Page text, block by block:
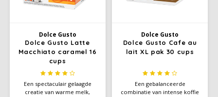
Dolce Gusto
Dolce Gusto Latte
Macchiato caramel 16
cups
Een spectaculair gelaagde
creatie van warme melk,
Dolce Gusto
Dolce Gusto Cafe au
lait XL pak 30 cups
Een gebalanceerde
combinatie van intense koffie